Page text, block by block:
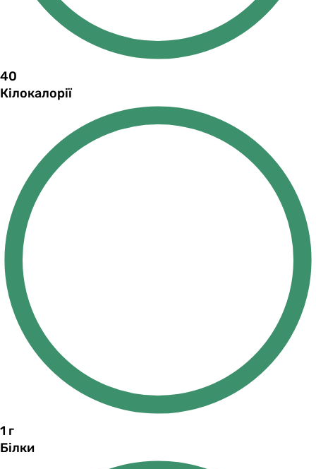
40
Кілокалорії
1 г
Білки